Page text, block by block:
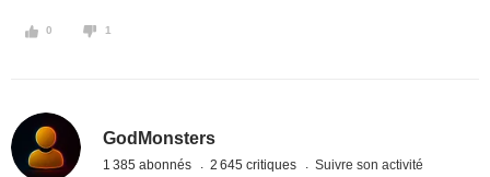
0 1
GodMonsters
1 385 abonnés 2 645 critiques Suivre son activité